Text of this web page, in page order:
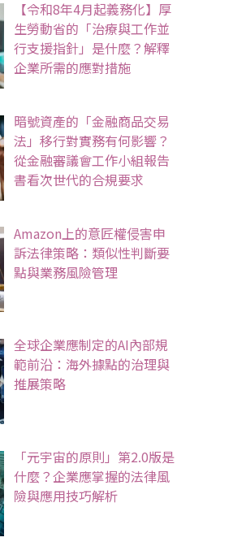
【令和8年4月起義務化】厚
生勞動省的「治療與工作並
行支援指針」是什麼？解釋
企業所需的應對措施
暗號資產的「金融商品交易
法」移行對實務有何影響？
從金融審議會工作小組報告
書看次世代的合規要求
Amazon上的意匠權侵害申
訴法律策略：類似性判斷要
點與業務風險管理
全球企業應制定的AI內部規
範前沿：海外據點的治理與
推展策略
「元宇宙的原則」第2.0版是
什麼？企業應掌握的法律風
險與應用技巧解析